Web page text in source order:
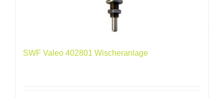
SWF Valeo 402801 Wischeranlage